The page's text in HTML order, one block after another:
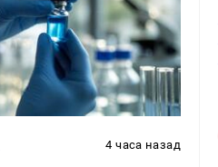
4 часа назад